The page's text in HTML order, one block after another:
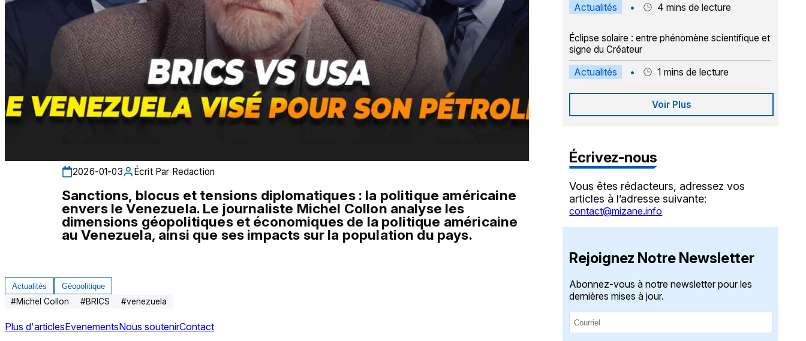
2026-01-03 Écrit Par Redaction
Sanctions, blocus et tensions diplomatiques : la politique américaine
envers le Venezuela. Le journaliste Michel Collon analyse les
dimensions géopolitiques et économiques de la politique américaine
au Venezuela, ainsi que ses impacts sur la population du pays.
Actualités Géopolitique
#Michel Collon #BRICS #venezuela
Plus d'articlesEvenementsNous soutenirContact
Actualités • 4 mins de lecture
Éclipse solaire : entre phénomène scientifique et
signe du Créateur
Actualités • 1 mins de lecture
Voir Plus
Écrivez-nous
Vous êtes rédacteurs, adressez vos
articles à l’adresse suivante:
contact@mizane.info
Rejoignez Notre Newsletter
Abonnez-vous à notre newsletter pour les
dernières mises à jour.